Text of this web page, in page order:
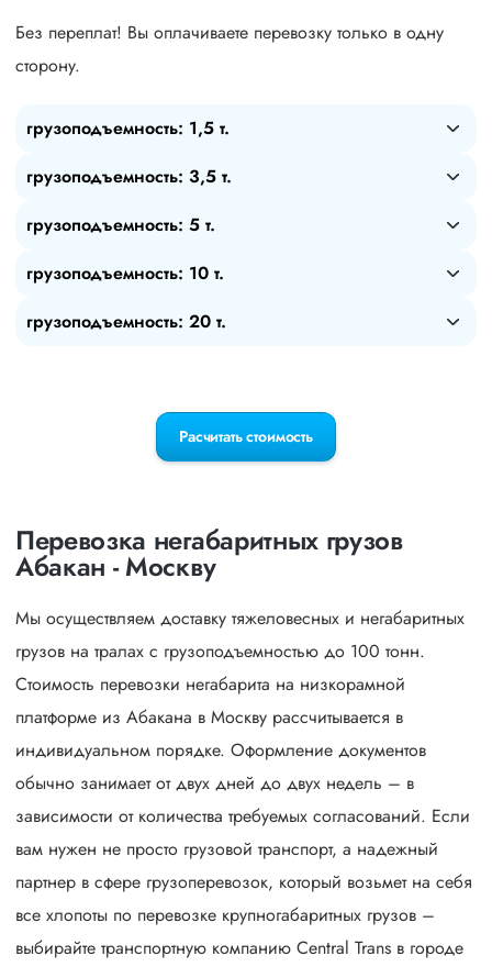
Без переплат! Вы оплачиваете перевозку только в одну
сторону.
грузоподъемность: 1,5 т.
грузоподъемность: 3,5 т.
грузоподъемность: 5 т.
грузоподъемность: 10 т.
грузоподъемность: 20 т.
Расчитать стоимость
Перевозка негабаритных грузов
Абакан - Москву
Мы осуществляем доставку тяжеловесных и негабаритных
грузов на тралах с грузоподъемностью до 100 тонн.
Стоимость перевозки негабарита на низкорамной
платформе из Абакана в Москву рассчитывается в
индивидуальном порядке. Оформление документов
обычно занимает от двух дней до двух недель – в
зависимости от количества требуемых согласований. Если
вам нужен не просто грузовой транспорт, а надежный
партнер в сфере грузоперевозок, который возьмет на себя
все хлопоты по перевозке крупногабаритных грузов –
выбирайте транспортную компанию Central Trans в городе